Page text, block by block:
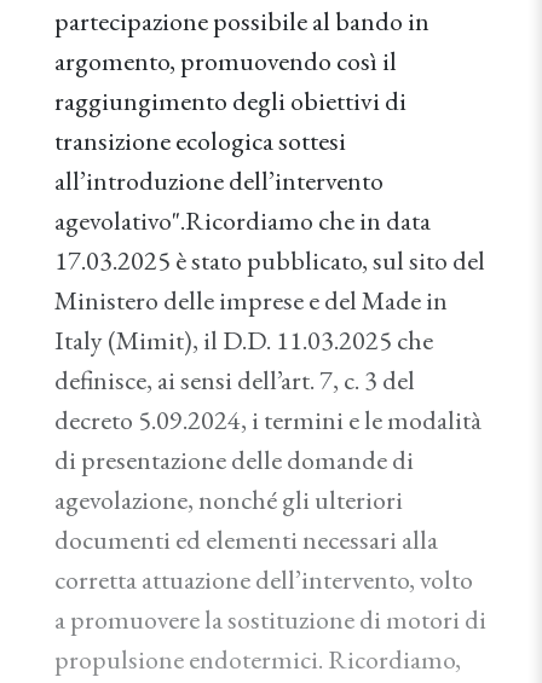
partecipazione possibile al bando in
argomento, promuovendo così il
raggiungimento degli obiettivi di
transizione ecologica sottesi
all’introduzione dell’intervento
agevolativo".Ricordiamo che in data
17.03.2025 è stato pubblicato, sul sito del
Ministero delle imprese e del Made in
Italy (Mimit), il D.D. 11.03.2025 che
definisce, ai sensi dell’art. 7, c. 3 del
decreto 5.09.2024, i termini e le modalità
di presentazione delle domande di
agevolazione, nonché gli ulteriori
documenti ed elementi necessari alla
corretta attuazione dell’intervento, volto
a promuovere la sostituzione di motori di
propulsione endotermici. Ricordiamo,